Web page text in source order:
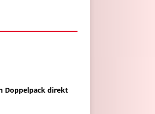
Doppelpack direkt